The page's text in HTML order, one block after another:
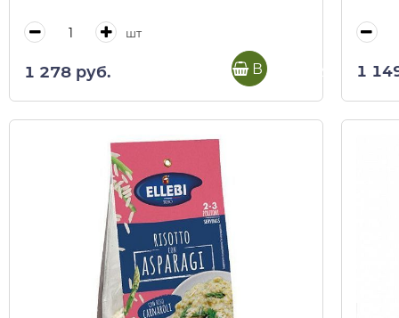
шт
1 278 руб. В корзину 1